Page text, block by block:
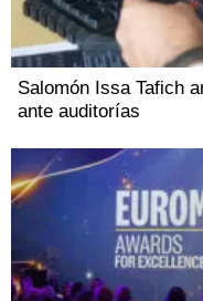
Salomón Issa Tafich
ante auditorías